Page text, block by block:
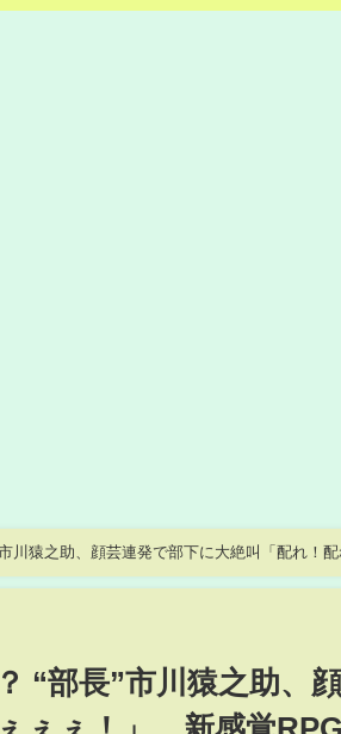
市川猿之助、顔芸連発で部下に大絶叫「配れ
“部長”市川猿之助、